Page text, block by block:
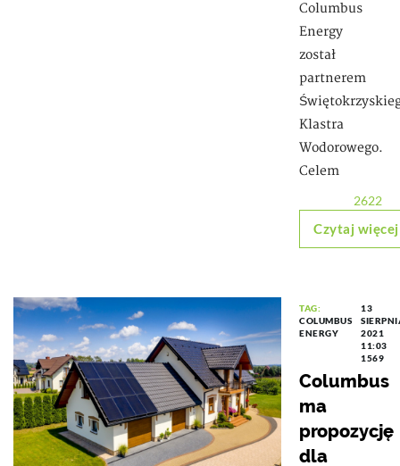
Columbus
Energy
został
partnerem
Klastra
Wodorowego.
Celem
2622
Czytaj więcej
TAG:
COLUMBUS
ENERGY
13
2021
11:03
1569
Columbus
ma
propozycję
dla